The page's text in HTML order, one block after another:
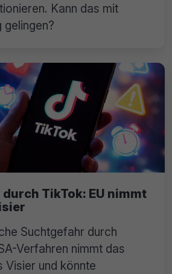
Kann das mit
TikTok: EU nimmt
Suchtgefahr durch
Verfahren nimmt das
Visier und könnte